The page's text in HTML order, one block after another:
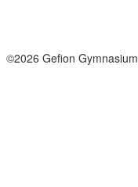
©2026 Gefion Gymnasium